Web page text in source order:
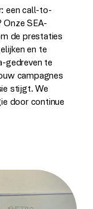
een call-to-
Onze SEA-
de prestaties
en te
gedreven te
campagnes
stijgt. We
door continue